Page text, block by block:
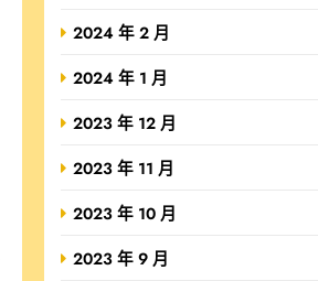
2024 年 2 月
2024 年 1 月
2023 年 12 月
2023 年 11 月
2023 年 10 月
2023 年 9 月